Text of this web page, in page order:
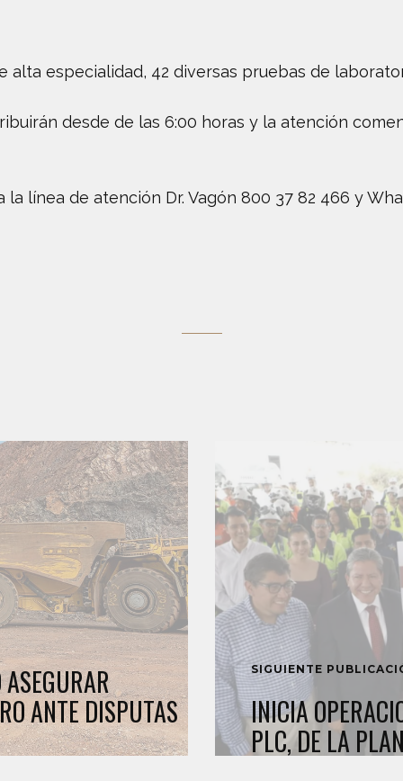
alta especialidad, 42 diversas pruebas de
desde de las 6:00 horas y la atención
línea de atención Dr. Vagón 800 37 82 466 y
ANTE DISPUTAS
SIGUIENTE
INICIA
PLC, DE LA